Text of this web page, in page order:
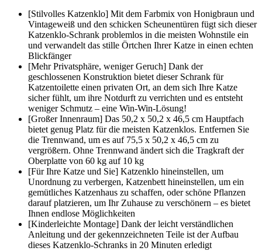
[Stilvolles Katzenklo] Mit dem Farbmix von Honigbraun und
Vintageweiß und den schicken Scheunentüren fügt sich dieser
Katzenklo-Schrank problemlos in die meisten Wohnstile ein
und verwandelt das stille Örtchen Ihrer Katze in einen echten
Blickfänger
[Mehr Privatsphäre, weniger Geruch] Dank der
geschlossenen Konstruktion bietet dieser Schrank für
Katzentoilette einen privaten Ort, an dem sich Ihre Katze
sicher fühlt, um ihre Notdurft zu verrichten und es entsteht
weniger Schmutz – eine Win-Win-Lösung!
[Großer Innenraum] Das 50,2 x 50,2 x 46,5 cm Hauptfach
bietet genug Platz für die meisten Katzenklos. Entfernen Sie
die Trennwand, um es auf 75,5 x 50,2 x 46,5 cm zu
vergrößern. Ohne Trennwand ändert sich die Tragkraft der
Oberplatte von 60 kg auf 10 kg
[Für Ihre Katze und Sie] Katzenklo hineinstellen, um
Unordnung zu verbergen, Katzenbett hineinstellen, um ein
gemütliches Katzenhaus zu schaffen, oder schöne Pflanzen
darauf platzieren, um Ihr Zuhause zu verschönern – es bietet
Ihnen endlose Möglichkeiten
[Kinderleichte Montage] Dank der leicht verständlichen
Anleitung und der gekennzeichneten Teile ist der Aufbau
dieses Katzenklo-Schranks in 20 Minuten erledigt